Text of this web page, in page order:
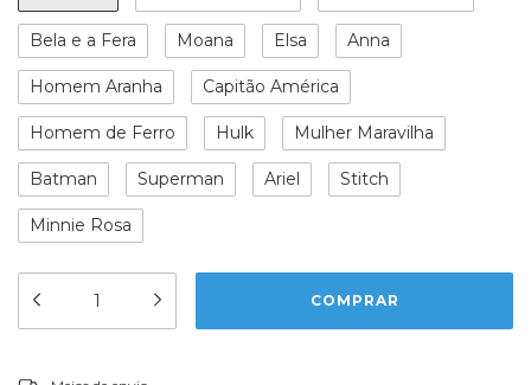
Bela e a Fera Moana Elsa Anna
Homem Aranha Capitão América
Homem de Ferro Hulk Mulher Maravilha
Batman Superman Ariel Stitch
Minnie Rosa
Entregas para o CEP: